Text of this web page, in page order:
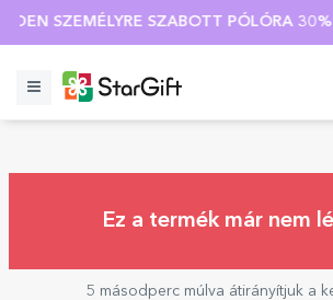
SZEMÉLYRE SZABOTT PÓLÓRA
Ez a termék már nem
5 másodperc múlva átirányítjuk a